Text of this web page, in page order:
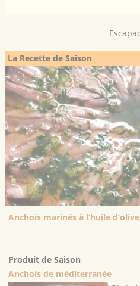
La Recette de Saison
Anchois marinés à l’huile
Produit de Saison
Anchois de méditerranée